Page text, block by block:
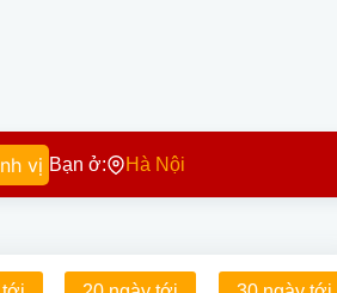
vị Bạn ở: Hà Nội